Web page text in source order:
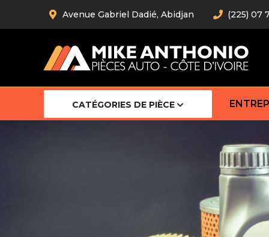
Avenue Gabriel Dadié, Abidjan (225) 07
CATÉGORIES DE PIÈCE
Barre
Barre
Robot
Bras
Cardan